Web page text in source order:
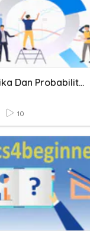
Kuis 1 Statistika Dan Probabilitas
10